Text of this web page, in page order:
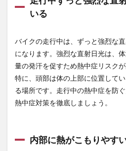
もり
やす
1.3
の温
度上
昇が
熱中
症リ
1.4
いる
バイクの走行中は、ずっと強烈な
になります。強烈な直射日光は、
量の発汗を促すため熱中症リスクが
特に、頭部は体の上部に位置して
る場所です。走行中の熱中症を防
熱中症対策を徹底しましょう。
内部に熱がこもりやす